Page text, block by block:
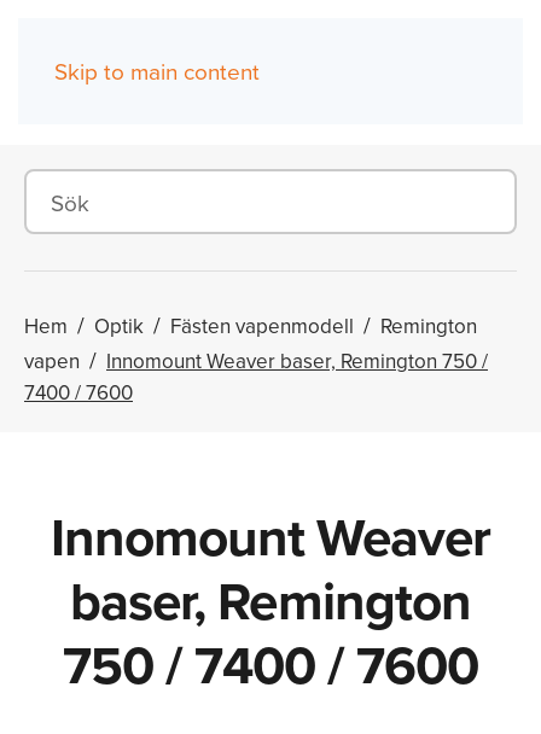
Skip to main content
Hem Optik Fästen vapenmodell
Remington
vapen
Innomount Weaver baser, Remington 750 /
7400 / 7600
Innomount Weaver
baser, Remington
750 / 7400 / 7600